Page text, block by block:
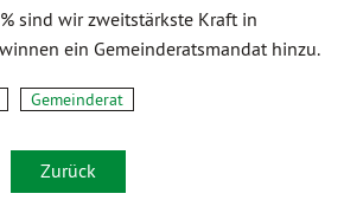
sind wir zweitstärkste Kraft in
ein Gemeinderatsmandat hinzu.
Gemeinderat
Zurück